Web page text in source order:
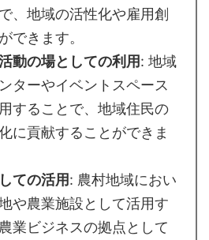
、地域の活性化や雇用創
できます。
動の場としての利用: 地域
ターやイベントスペース
することで、地域住民の
に貢献することができま
ての活用: 農村地域におい
や農業施設として活用す
業ビジネスの拠点として